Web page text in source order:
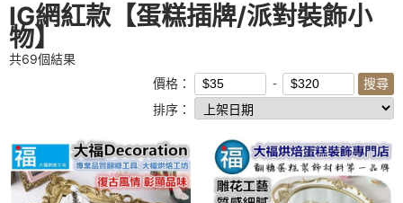
IG網紅款【蛋糕插牌/派對裝飾小
物】
共69個結果
價格：
排序：